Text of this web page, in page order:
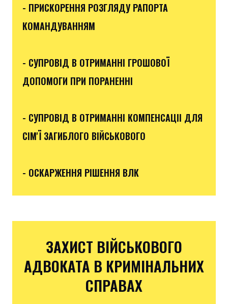
- ПРИСКОРЕННЯ РОЗГЛЯДУ РАПОРТА
КОМАНДУВАННЯМ
- СУПРОВІД В ОТРИМАННІ ГРОШОВОЇ
ДОПОМОГИ ПРИ ПОРАНЕННІ
- СУПРОВІД В ОТРИМАННІ КОМПЕНСАЦІІ ДЛЯ
СІМ'Ї ЗАГИБЛОГО ВІЙСЬКОВОГО
- ОСКАРЖЕННЯ РІШЕННЯ ВЛК
ЗАХИСТ ВІЙСЬКОВОГО
АДВОКАТА В КРИМІНАЛЬНИХ
СПРАВАХ